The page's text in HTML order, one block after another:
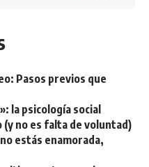
Pasos previos que
la psicología social
no es falta de voluntad)
estás enamorada,